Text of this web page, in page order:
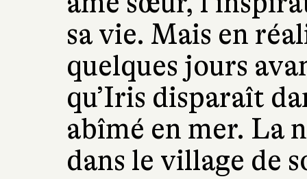
sa vie. Mais en
quelques jours
qu’Iris disparaît
abîmé en mer. La
dans le village de